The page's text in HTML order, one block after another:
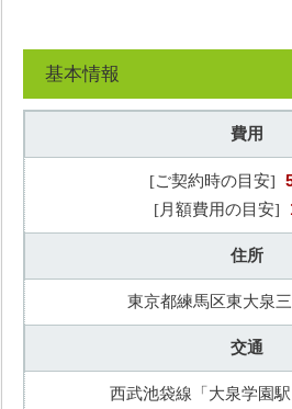
基本情報
費用
[ご契約時の目安]
[月額費用の目安]
住所
東京都練馬区東大泉
交通
西武池袋線「大泉学園